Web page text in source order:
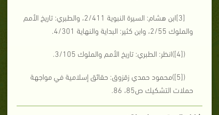
[3]
ابن هشام: السيرة النبوية 2/411، والطبري: تاريخ الأمم
والملوك 2/55، وابن كثير: البداية والنهاية 4/301.
(
[4])انظر: الطبري: تاريخ الأمم والملوك 3/105.
(
[5])محمود حمدي زقزوق: حقائق إسلامية في مواجهة
حملات التشكيك ص85، 86.